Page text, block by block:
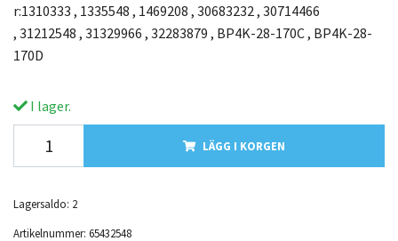
r:1310333 , 1335548 , 1469208 , 30683232 , 30714466
, 31212548 , 31329966 , 32283879 , BP4K-28-170C , BP4K-28-
170D
I lager.
LÄGG I KORGEN
Lagersaldo: 2
Artikelnummer: 65432548